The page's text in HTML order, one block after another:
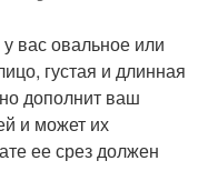
вас овальное или
густая и длинная
дополнит ваш
и может их
ее срез должен